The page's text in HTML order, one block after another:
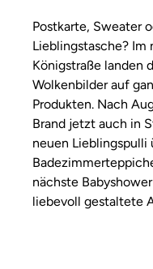
Postkarte, Sweater
Lieblingstasche?
Königstraße landen
Wolkenbilder auf
Produkten. Nach
Brand jetzt auch in
neuen Lieblingspulli
nächste
liebevoll gestaltete